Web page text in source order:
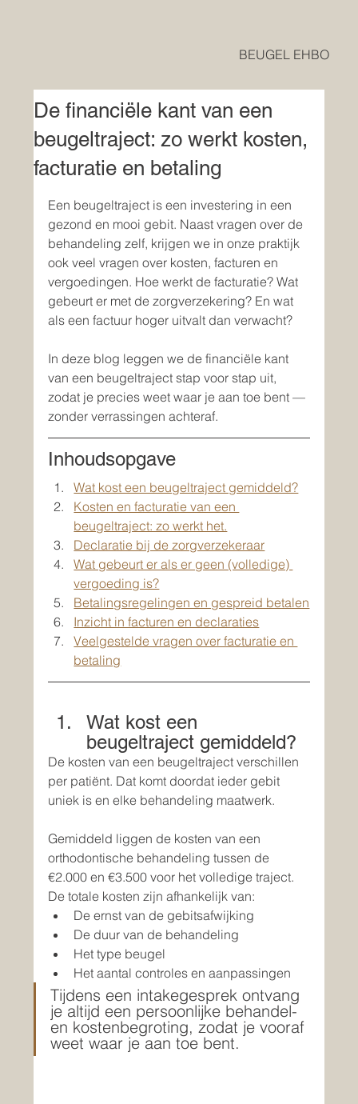
BEUGEL EHBO
De financiële kant van een
beugeltraject: zo werkt kosten,
facturatie en betaling
Een beugeltraject is een investering in een
gezond en mooi gebit. Naast vragen over de
behandeling zelf, krijgen we in onze praktijk
ook veel vragen over kosten, facturen en
vergoedingen. Hoe werkt de facturatie? Wat
gebeurt er met de zorgverzekering? En wat
als een factuur hoger uitvalt dan verwacht?
In deze blog leggen we de financiële kant
van een beugeltraject stap voor stap uit,
zodat je precies weet waar je aan toe bent —
zonder verrassingen achteraf.
Inhoudsopgave
Wat kost een beugeltraject gemiddeld?
Kosten en facturatie van een
beugeltraject: zo werkt het.
Declaratie bij de zorgverzekeraar
Wat gebeurt er als er geen (volledige)
vergoeding is?
Betalingsregelingen en gespreid betalen
Inzicht in facturen en declaraties
Veelgestelde vragen over facturatie en
betaling
Wat kost een
beugeltraject gemiddeld?
De kosten van een beugeltraject verschillen
per patiënt. Dat komt doordat ieder gebit
uniek is en elke behandeling maatwerk.
Gemiddeld liggen de kosten van een
orthodontische behandeling tussen de
€2.000 en €3.500 voor het volledige traject.
De totale kosten zijn afhankelijk van:
De ernst van de gebitsafwijking
De duur van de behandeling
Het type beugel
Het aantal controles en aanpassingen
Tijdens een intakegesprek ontvang
je altijd een persoonlijke behandel-
en kostenbegroting, zodat je vooraf
weet waar je aan toe bent.